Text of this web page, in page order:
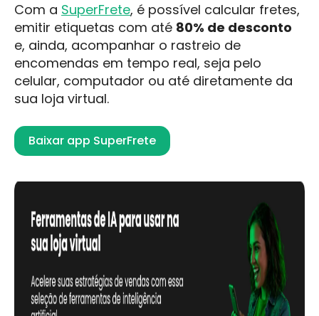
Com a SuperFrete, é possível calcular fretes,
emitir etiquetas com até 80% de desconto
e, ainda, acompanhar o rastreio de
encomendas em tempo real, seja pelo
celular, computador ou até diretamente da
sua loja virtual.
Baixar app SuperFrete